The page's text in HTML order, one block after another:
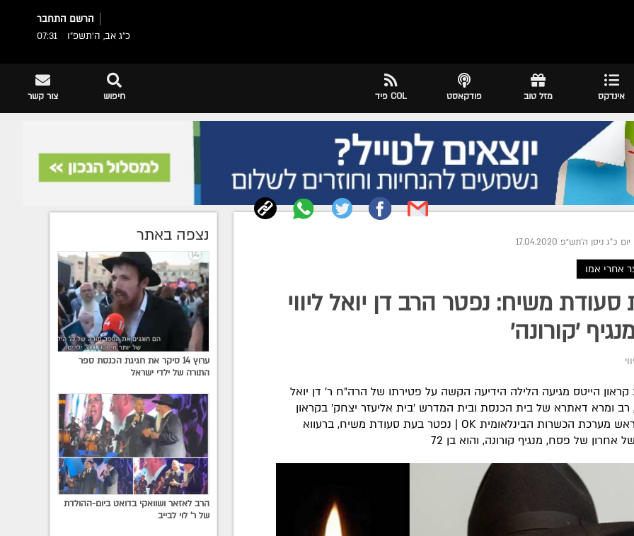
הרשם התחבר
כ"ג אב, ה׳תשפ״ו
07:31
אינדקס מזל טוב פודקאסט COL פיד צור קשר חיפוש
יום כ"ג ניסן ה׳תש״פ 17.04.2020
אחרי אמו
משיח: נפטר הרב דן יואל ליווי
'קורונה'
קראון הייטס מגיעה הלילה הידיעה הקשה על פטירתו של הרה"ח ר' דן יואל
רב ומרא דאתרא של בית הכנסת ובית המדרש 'בית אליעזר יצחק' בקראון
הייטס וראש מערכת הכשרות הבינלאומית OK | נפטר בעת סעודת משיח, ברעווא
של אחרון של פסח, מנגיף קורונה, והוא בן 72
נצפה באתר
ערוץ 14 סיקר את חגיגת הכנסת ספר
התורה של ילדי ישראל
הרב לאזאר ושוואקי בדואט ביום-ההולדת
של ר' לוי לבייב